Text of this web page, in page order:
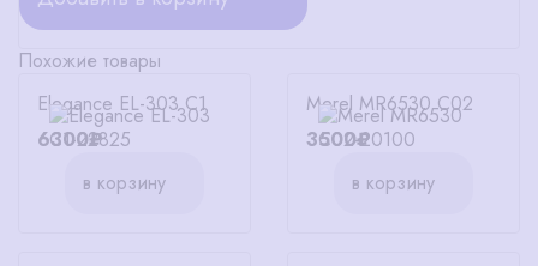
Похожие товары
Elegance EL-303 C1
6300₽
в корзину
Merel MR6530 C02
3500₽
в корзину